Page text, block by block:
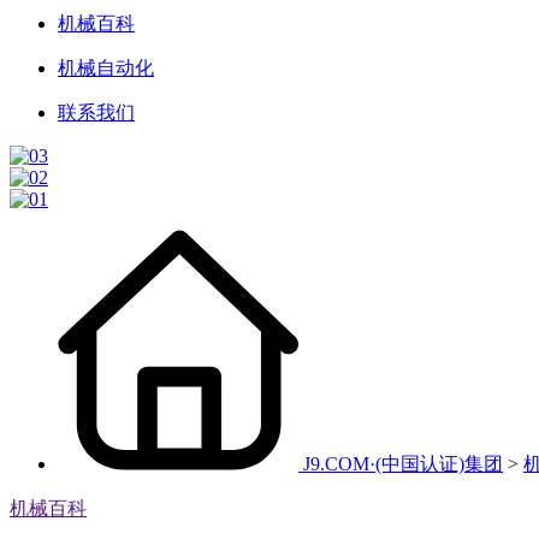
机械百科
机械自动化
联系我们
J9.COM·(中国认证)集团 >
机械百科